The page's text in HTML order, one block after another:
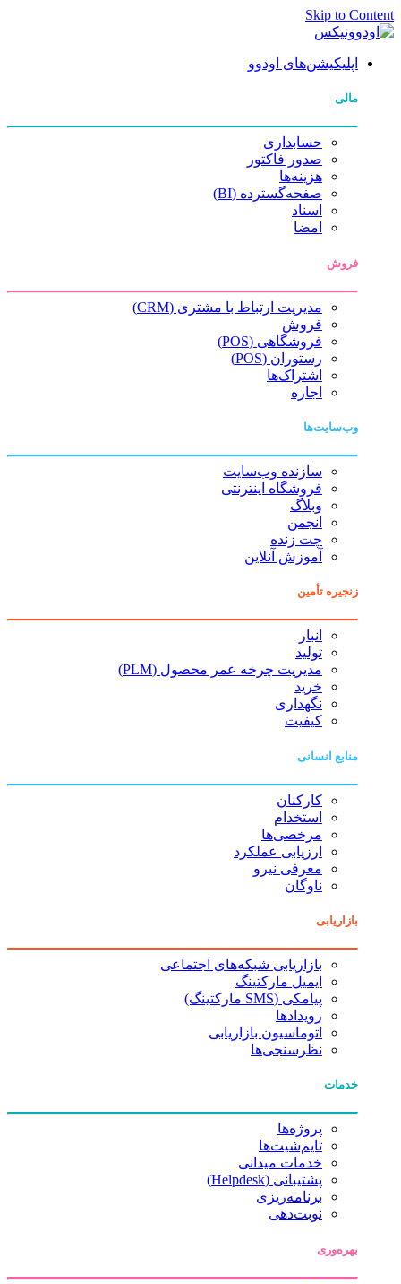
Skip to Content
اپلیکیشن‌های اودوو
مالی
حسابداری
صدور فاکتور
هزینه‌ها
صفحه‌گسترده (BI)
اسناد
امضا
فروش
مدیریت ارتباط با مشتری (CRM)
فروش
فروشگاهی (POS)
رستوران (POS)
اشتراک‌ها
اجاره
وب‌سایت‌ها
سازنده وب‌سایت
فروشگاه اینترنتی
وبلاگ
انجمن
چت زنده
آموزش آنلاین
زنجیره تأمین
انبار
تولید
مدیریت چرخه عمر محصول (PLM)
خرید
نگهداری
کیفیت
منابع انسانی
کارکنان
استخدام
مرخصی‌ها
ارزیابی عملکرد
معرفی نیرو
ناوگان
بازاریابی
بازاریابی شبکه‌های اجتماعی
ایمیل مارکتینگ
پیامکی (SMS مارکتینگ)
رویدادها
اتوماسیون بازاریابی
نظرسنجی‌ها
خدمات
پروژه‌ها
تایم‌شیت‌ها
خدمات میدانی
پشتیبانی (Helpdesk)
برنامه‌ریزی
نوبت‌دهی
بهره‌وری